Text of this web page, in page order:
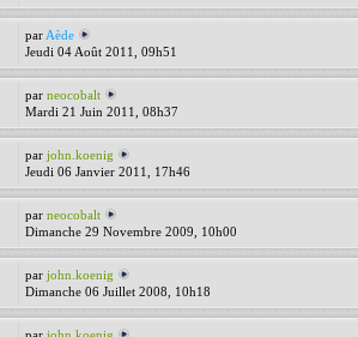
par Aède
Jeudi 04 Août 2011, 09h51
parneocobalt
Mardi 21 Juin 2011, 08h37
parjohn.koenig
Jeudi 06 Janvier 2011, 17h46
parneocobalt
Dimanche 29 Novembre 2009, 10h00
parjohn.koenig
Dimanche 06 Juillet 2008, 10h18